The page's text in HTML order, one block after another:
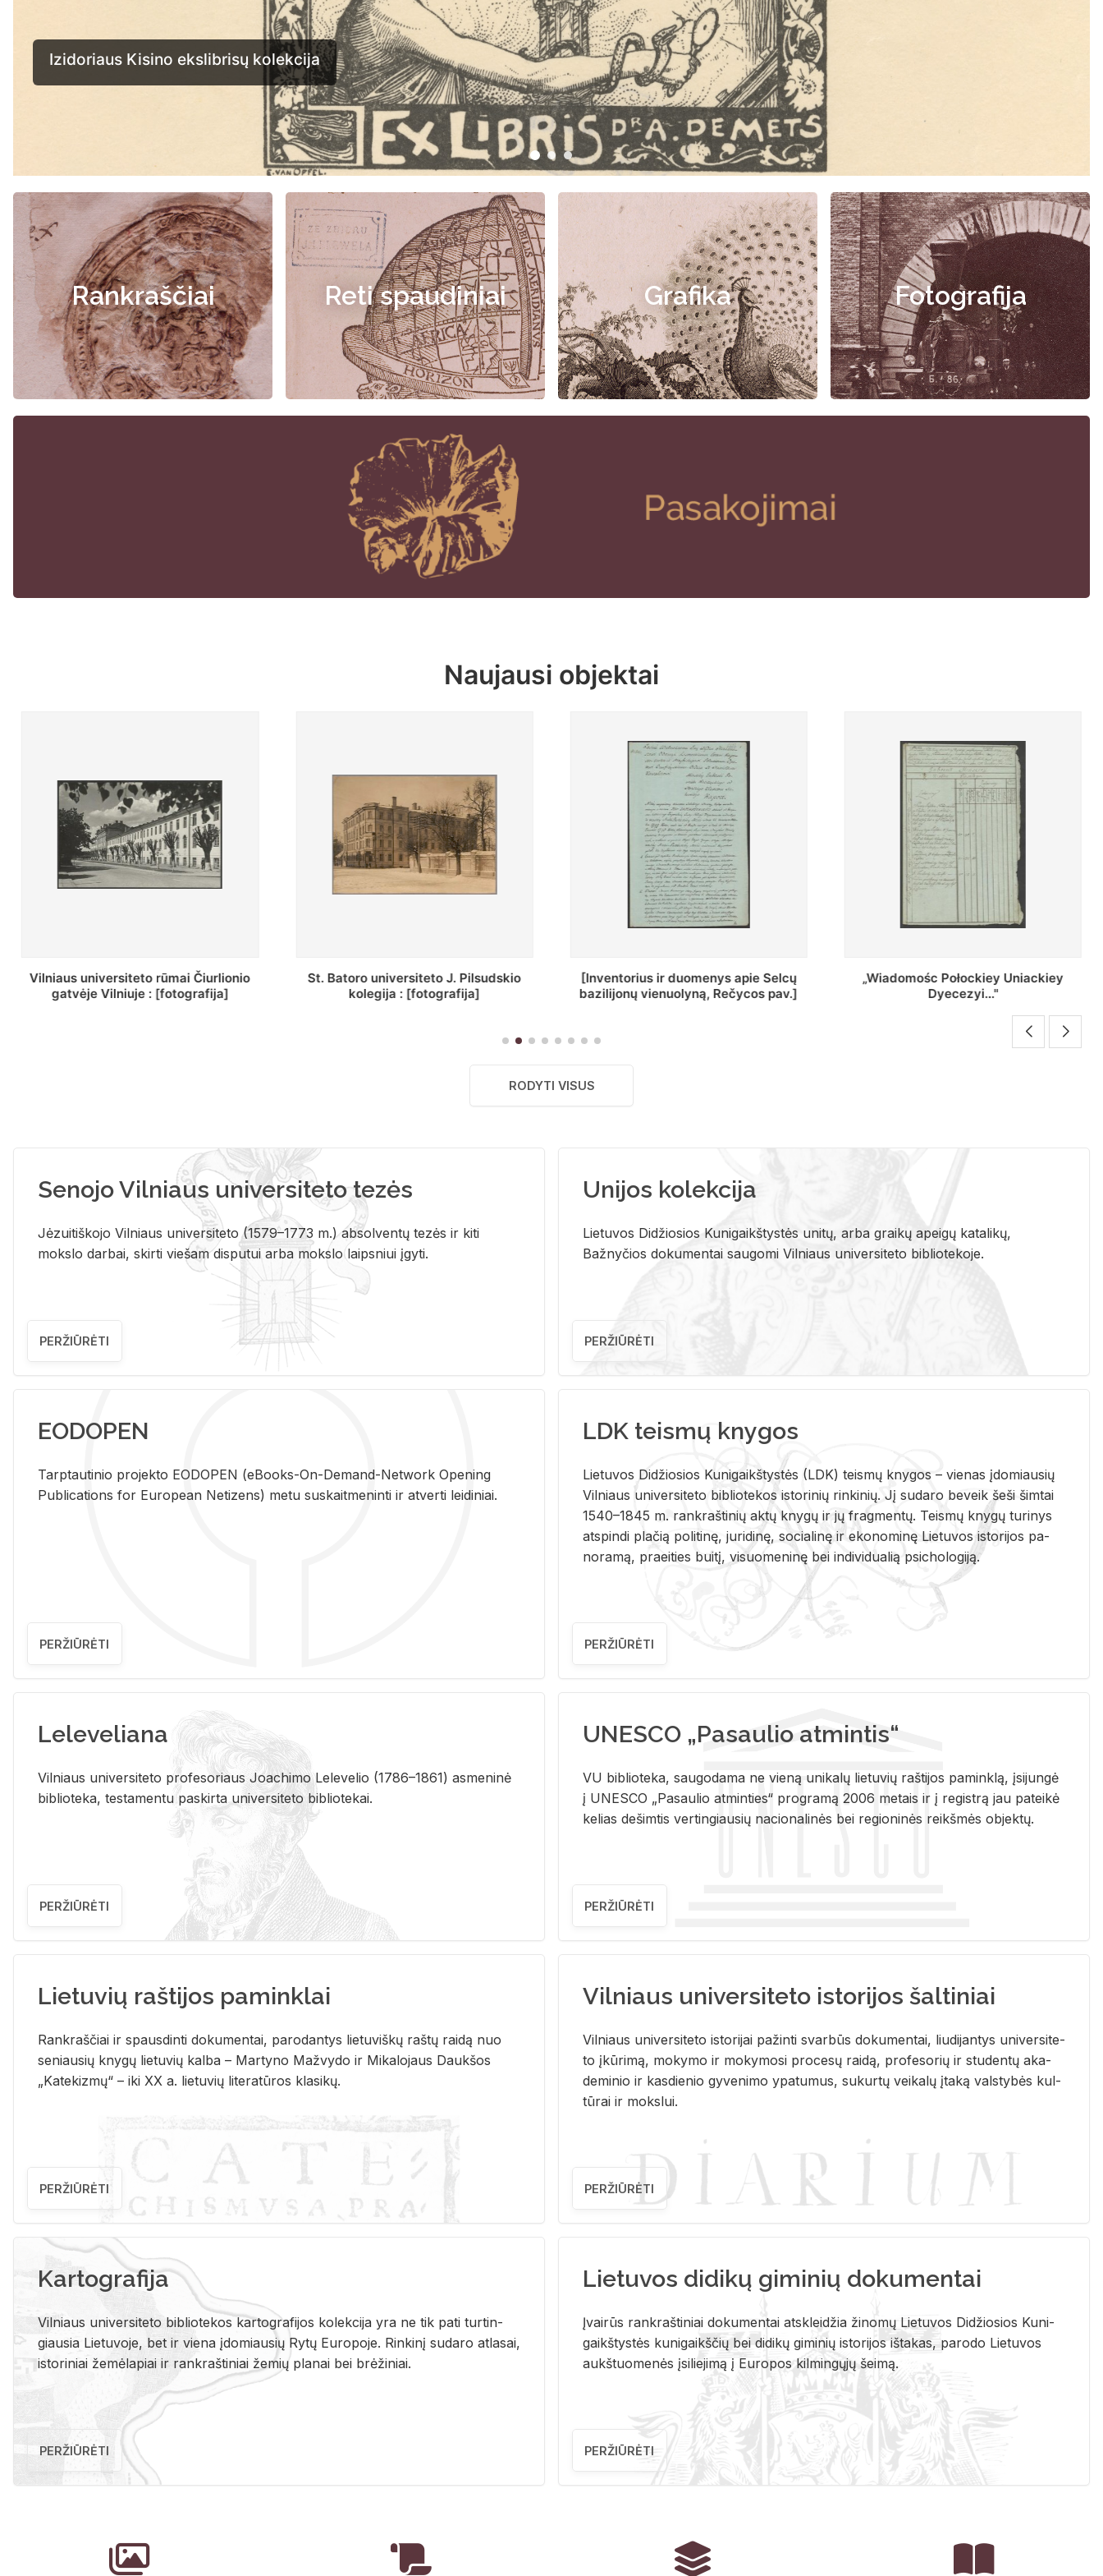
Rankraščiai Reti spaudiniai Grafika Fotografija
Naujausi objektai
St. Batoro universiteto J. Pilsudskio
kolegija : [fotografija]
[Inventorius ir duomenys apie Selcų
bazilijonų vienuolyną, Rečycos pav.]
„Wiadomośc Połockiey Uniackiey
Dyecezyi..."
Regestr Parochow Dekanatu
Brzeskiego
RODYTI VISUS
Senojo Vilniaus universiteto tezės
Jėzuitiškojo Vilniaus universiteto (1579–1773 m.) absolventų tezės ir kiti
mokslo darbai, skirti viešam disputui arba mokslo laipsniui įgyti.
PERŽIŪRĖTI
Unijos kolekcija
Lietuvos Didžiosios Kunigaikštystės unitų, arba graikų apeigų katalikų,
Bažnyčios dokumentai saugomi Vilniaus universiteto bibliotekoje.
PERŽIŪRĖTI
EODOPEN
Tarp­tau­ti­nio pro­jek­to EO­DO­PEN (eBo­oks-On-De­mand-Ne­twork Ope­ning
Pub­li­ca­tions for Eu­ro­pe­an Ne­ti­zens) metu su­skait­me­nin­ti ir at­ver­ti lei­di­niai.
PERŽIŪRĖTI
LDK teismų knygos
Lie­tu­vos Di­džio­sios Ku­ni­gaikš­tys­tės (LDK) teis­mų kny­gos – vie­nas įdo­miau­sių
Vil­niaus uni­ver­si­te­to bi­b­lio­te­kos is­to­ri­nių rin­ki­nių. Jį su­da­ro be­veik šeši šim­tai
1540–1845 m. rank­raš­ti­nių aktų kny­gų ir jų frag­men­tų. Teis­mų kny­gų tu­ri­nys
at­spin­di pla­čią po­li­ti­nę, ju­ri­di­nę, so­cia­li­nę ir eko­no­mi­nę Lie­tu­vos is­to­ri­jos pa­
no­ra­mą, pra­ei­ties bui­tį, vi­suo­me­ni­nę bei in­di­vi­dua­lią psi­cho­lo­gi­ją.
PERŽIŪRĖTI
Leleveliana
Vil­niaus uni­ver­si­te­to pro­fe­so­riaus Jo­a­chi­mo Le­le­ve­lio (1786–1861) as­me­ni­nė
bi­b­lio­te­ka, te­sta­men­tu pa­skir­ta uni­ver­si­te­to bi­b­lio­te­kai.
PERŽIŪRĖTI
UNESCO „Pasaulio atmintis“
VU biblioteka, saugodama ne vieną unikalų lietuvių raštijos paminklą, įsijungė
į UNESCO „Pasaulio atminties“ programą 2006 metais ir į registrą jau pateikė
kelias dešimtis vertingiausių nacionalinės bei regioninės reikšmės objektų.
PERŽIŪRĖTI
Lietuvių raštijos paminklai
Rank­raš­čiai ir spaus­din­ti do­ku­men­tai, pa­ro­dan­tys lie­tu­viš­kų raš­tų rai­dą nuo
se­niau­sių kny­gų lie­tu­vių kal­ba – Mar­ty­no Ma­žvy­do ir Mi­ka­lo­jaus Dauk­šos
„Ka­te­kiz­mų“ – iki XX a. lie­tu­vių li­te­ra­tū­ros kla­si­kų.
PERŽIŪRĖTI
Vilniaus universiteto istorijos šaltiniai
Vil­niaus uni­ver­si­te­to is­to­ri­jai pa­žin­ti svar­būs do­ku­men­tai, liu­di­jan­tys uni­ver­si­te­
to įkū­ri­mą, mo­ky­mo ir mo­ky­mo­si pro­ce­sų rai­dą, pro­fe­so­rių ir stu­den­tų aka­
de­mi­nio ir kas­die­nio gy­ve­ni­mo ypa­tu­mus, su­kur­tų vei­ka­lų įta­ką vals­ty­bės kul­
tū­rai ir moks­lui.
PERŽIŪRĖTI
Kartografija
Vil­niaus uni­ver­si­te­to bi­b­lio­te­kos kar­to­gra­fi­jos ko­lek­ci­ja yra ne tik pati tur­tin­
giau­sia Lie­tu­vo­je, bet ir vie­na įdo­miau­sių Rytų Eu­ro­po­je. Rin­ki­nį su­da­ro at­la­sai,
is­to­ri­niai že­mė­la­piai ir rank­raš­ti­niai že­mių pla­nai bei brė­ži­niai.
PERŽIŪRĖTI
Lietuvos didikų giminių dokumentai
Įvai­rūs rank­raš­ti­niai do­ku­men­tai at­sklei­džia ži­no­mų Lie­tu­vos Di­džio­sios Ku­ni­
gaikš­tys­tės ku­ni­gaikš­čių bei di­di­kų gi­mi­nių is­to­ri­jos iš­ta­kas, pa­ro­do Lie­tu­vos
aukš­tuo­me­nės įsi­lie­ji­mą į Eu­ro­pos kil­min­gų­jų šei­mą.
PERŽIŪRĖTI